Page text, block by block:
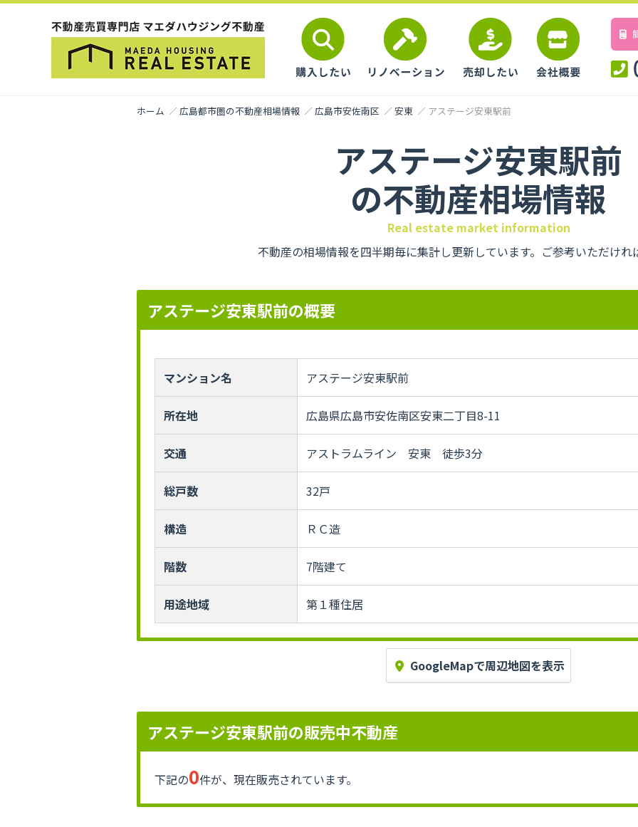
ホーム 広島都市圏の不動産相場情報 広島市安佐南区 安東 アステージ安東駅前
アステージ安東駅前
の不動産相場情報
Real estate market information
不動産の相場情報を四半期毎に集計し更新しています。ご参考いただけれ
アステージ安東駅前の概要
マンション名 アステージ安東駅前
所在地 広島県広島市安佐南区安東二丁目8-11
交通 アストラムライン 安東 徒歩3分
総戸数 32戸
構造 ＲＣ造
階数 7階建て
用途地域 第１種住居
GoogleMapで周辺地図を表示
アステージ安東駅前の販売中不動産
下記の0件が、現在販売されています。